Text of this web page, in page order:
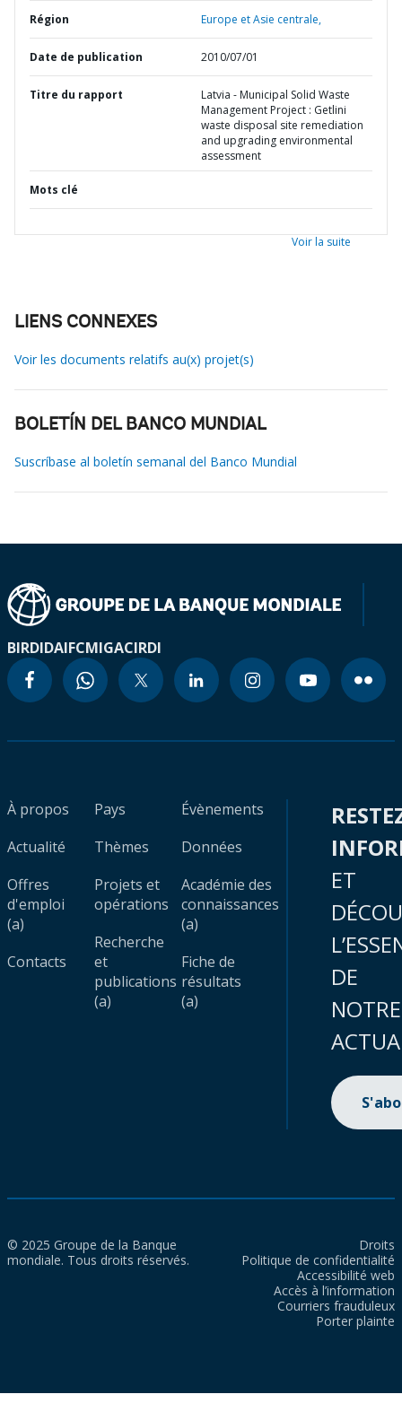
Région Europe et Asie centrale,
Date de publication 2010/07/01
Titre du rapport
Latvia - Municipal Solid Waste
Management Project : Getlini
waste disposal site remediation
and upgrading environmental
assessment
Mots clé
Voir la suite
LIENS CONNEXES
Voir les documents relatifs au(x) projet(s)
BOLETÍN DEL BANCO MUNDIAL
Suscríbase al boletín semanal del Banco Mundial
BIRDIDAIFCMIGACIRDI
À propos
Actualité
Offres
d'emploi
(a)
Contacts
Pays
Thèmes
Projets et
opérations
Recherche
et
publications
(a)
Évènements
Données
Académie des
connaissances
(a)
Fiche de
résultats
(a)
ET
DE
NOTRE
© 2025 Groupe de la Banque
mondiale. Tous droits réservés.
Droits
Politique de confidentialité
Accessibilité web
Accès à l’information
Courriers frauduleux
Porter plainte